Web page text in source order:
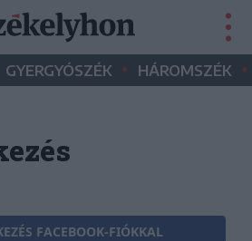
GYERGYÓSZÉK • HÁROMSZÉK •
FACEBOOK-FIÓKKAL